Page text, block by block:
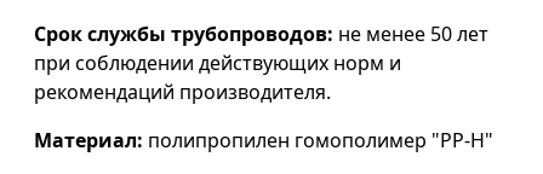
Срок службы трубопроводов: не менее 50 лет
при соблюдении действующих норм и
рекомендаций производителя.
Материал: полипропилен гомополимер "PP-H"